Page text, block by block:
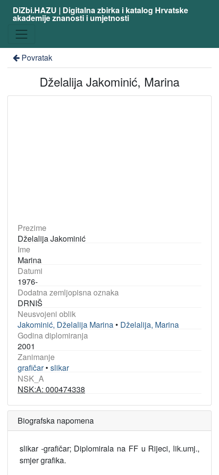
DiZbi.HAZU | Digitalna zbirka i katalog Hrvatske
akademije znanosti i umjetnosti
Povratak
Dželalija Jakominić, Marina
Prezime
Dželalija Jakominić
Ime
Marina
Datumi
1976-
Dodatna zemljopisna oznaka
DRNIŠ
Neusvojeni oblik
Jakominić, Dželalija Marina • Dželalija, Marina
Godina diplomiranja
2001
Zanimanje
grafičar• slikar
NSK_A
NSK:A: 000474338
Biografska napomena
slikar -grafičar; Diplomirala na FF u Rijeci, lik.umj.,
smjer grafika.